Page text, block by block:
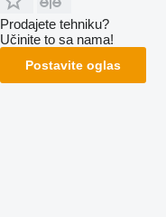
Prodajete tehniku?
Učinite to sa nama!
Postavite oglas